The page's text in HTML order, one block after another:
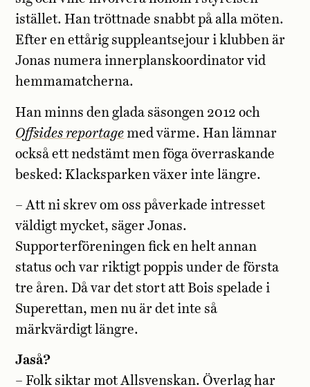
istället. Han tröttnade snabbt på alla möten.
Efter en ettårig suppleantsejour i klubben är
Jonas numera innerplanskoordinator vid
hemmamatcherna.
Han minns den glada säsongen 2012 och
Offsides reportage med värme. Han lämnar
också ett nedstämt men föga överraskande
besked: Klacksparken växer inte längre.
– Att ni skrev om oss påverkade intresset
väldigt mycket, säger Jonas.
Supporterföreningen fick en helt annan
status och var riktigt poppis under de första
tre åren. Då var det stort att Bois spelade i
Superettan, men nu är det inte så
märkvärdigt längre.
Jaså?
– Folk siktar mot Allsvenskan. Överlag har